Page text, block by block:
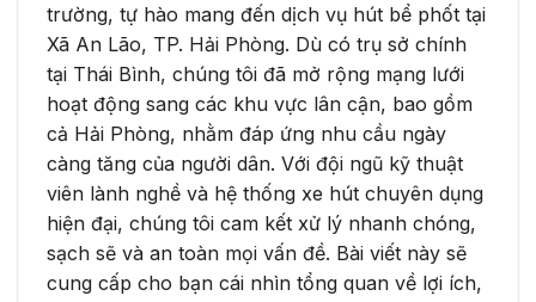
trường, tự hào mang đến dịch vụ hút bể phốt tại
Xã An Lão, TP. Hải Phòng. Dù có trụ sở chính
tại Thái Bình, chúng tôi đã mở rộng mạng lưới
hoạt động sang các khu vực lân cận, bao gồm
cả Hải Phòng, nhằm đáp ứng nhu cầu ngày
càng tăng của người dân. Với đội ngũ kỹ thuật
viên lành nghề và hệ thống xe hút chuyên dụng
hiện đại, chúng tôi cam kết xử lý nhanh chóng,
sạch sẽ và an toàn mọi vấn đề. Bài viết này sẽ
cung cấp cho bạn cái nhìn tổng quan về lợi ích,